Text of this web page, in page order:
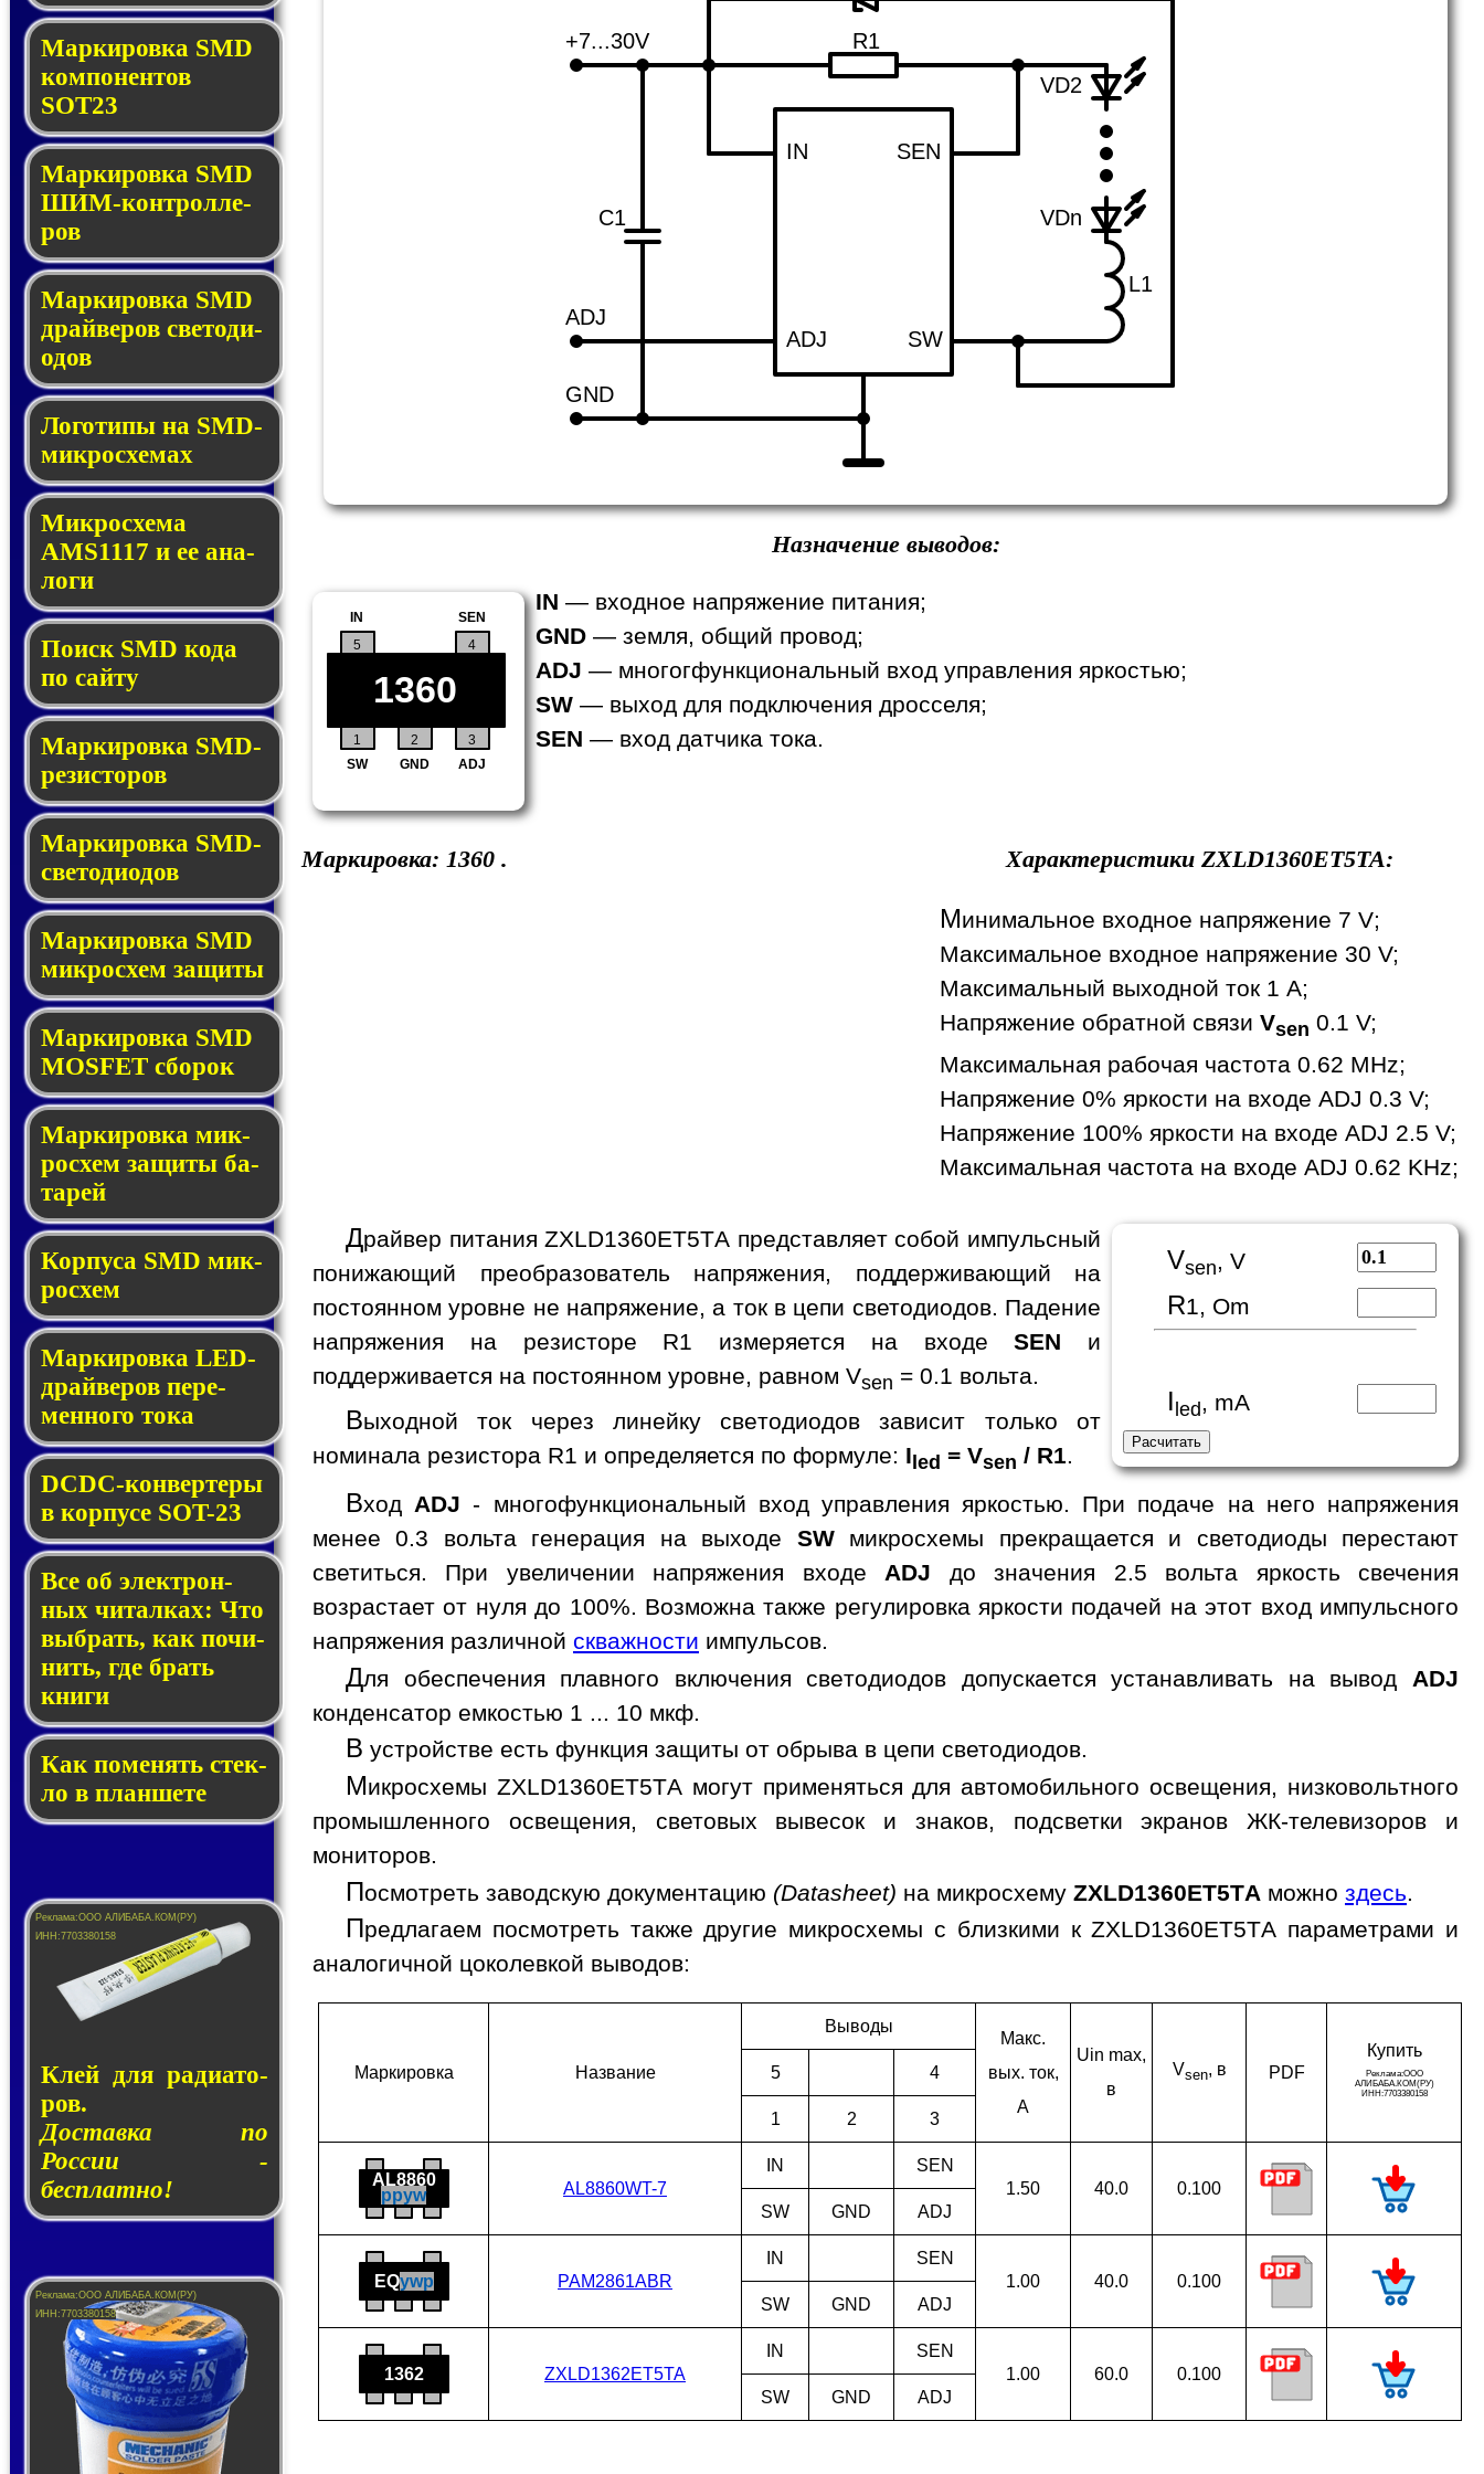
Маркировка SMD
ком­по­нен­тов
SOT23
Маркировка SMD
ШИМ-кон­трол­ле­
ров
Маркировка SMD
драй­ве­ров све­то­ди­
о­дов
Логотипы на SMD-
мик­ро­схе­мах
Микросхема
AMS1117 и ее ана­
ло­ги
Поиск SMD ко­да
по сай­ту
Маркировка SMD-
ре­зис­то­ров
Маркировка SMD-
све­то­дио­дов
Мар­ки­ров­ка SMD
мик­рос­хем защиты
Мар­ки­ров­ка SMD
MOSFET сбо­рок
Мар­ки­ров­ка мик­
ро­схем за­щи­ты ба­
та­рей
Корпуса SMD мик­
ро­схем
Маркировка LED-
драй­ве­ров пе­ре­
мен­но­го то­ка
DCDC-кон­вер­те­ры
в кор­пу­се SOT-23
Все об элек­трон­
ных чи­тал­ках: Что
выб­рать, как по­чи­
нить, где брать
кни­ги
Как по­ме­нять стек­
ло в планшете
Клей для ра­ди­а­то­
ров.
Доставка по
России -
бесплатно!
+7...30V
GND
ADJ
C1
R1
L1
VD2
VDn
IN
ADJ SW
SEN
Назначение выводов:
1 2 3
4
SW GND ADJ
SEN
5
IN
1360
IN — входное напряжение питания;
GND — земля, общий провод;
ADJ — многогфункциональный вход управления яркостью;
SW — выход для подключения дросселя;
SEN — вход датчика тока.
Маркировка: 1360 . Характеристики ZXLD1360ET5TA:
Минимальное входное напряжение 7 V;
Максимальное входное напряжение 30 V;
Максимальный выходной ток 1 A;
Напряжение обратной связи Vsen 0.1 V;
Максимальная рабочая частота 0.62 MHz;
Напряжение 0% яркости на входе ADJ 0.3 V;
Напряжение 100% яркости на входе ADJ 2.5 V;
Максимальная частота на входе ADJ 0.62 KHz;
Vsen, V
R1, Om
I led , mA
Драйвер питания ZXLD1360ET5TA представляет собой импульсный
понижающий преобразователь напряжения, поддерживающий на
постоянном уровне не напряжение, а ток в цепи светодиодов. Падение
напряжения на резисторе R1 измеряется на входеSEN и
поддерживается на постоянном уровне, равном Vsen = 0.1 вольта.
Выходной ток через линейку светодиодов зависит только от
номинала резистора R1 и определяется по формуле: I led = Vsen / R1.
Вход ADJ - многофункциональный вход управления яркостью. При подаче на него напряжения
менее 0.3 вольта генерация на выходе SWмикросхемы прекращается и светодиоды перестают
светиться. При увеличении напряжения входе ADJ до значения 2.5 вольта яркость свечения
возрастает от нуля до 100%. Возможна также регулировка яркости подачей на этот вход импульсного
напряжения различной скважности импульсов.
Для обеспечения плавного включения светодиодов допускается устанавливать на вывод ADJ
конденсатор емкостью 1 ... 10 мкф.
В устройстве есть функция защиты от обрыва в цепи светодиодов.
Микросхемы ZXLD1360ET5TA могут применяться для автомобильного освещения, низковольтного
промышленного освещения, световых вывесок и знаков, подсветки экранов ЖК-телевизоров и
мониторов.
Посмотреть заводскую документацию (Datasheet) на микросхему ZXLD1360ET5TA можно здесь
Предлагаем посмотреть также другие микросхемы с близкими к ZXLD1360ET5TA параметрами и
аналогичной цоколевкой выводов:
Мар­ки­ров­ка Наз­ва­ние
Выводы
Макс.
вых. ток,
A
Uin max,
в
Vsen, в PDF
Ку­пить
5
4
1 2 3
AL8860
ppyw
AL8860WT-7
IN
SEN
1.50
40.0
0.100
SW
GND ADJ
EQywp PAM2861ABR
IN
SEN
1.00
40.0
0.100
SW
GND ADJ
1362 ZXLD1362ET5TA
IN
SEN
1.00
60.0
0.100
SW
GND ADJ